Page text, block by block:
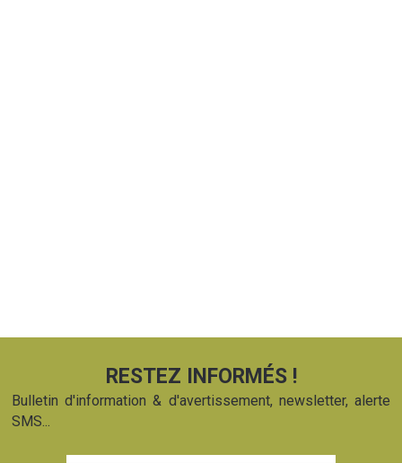
RESTEZ INFORMÉS !
Bulletin d'information & d'avertissement, newsletter, alerte
SMS...